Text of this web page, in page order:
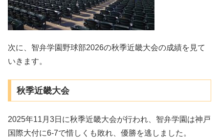
次に、智弁学園野球部2026の秋季近畿大会の成績を見て
いきます。
秋季近畿大会
2025年11月3日に秋季近畿大会が行われ、智弁学園は神戸
国際大付に6-7で惜しくも敗れ、優勝を逃しました。